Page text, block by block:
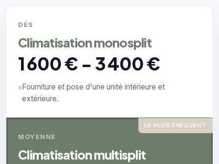
DÈS
Climatisation monosplit
1 600 € - 3 400 €
Fourniture et pose d'une unité intérieure et
extérieure.
LE PLUS FRÉQUENT
MOYENNE
Climatisation multisplit